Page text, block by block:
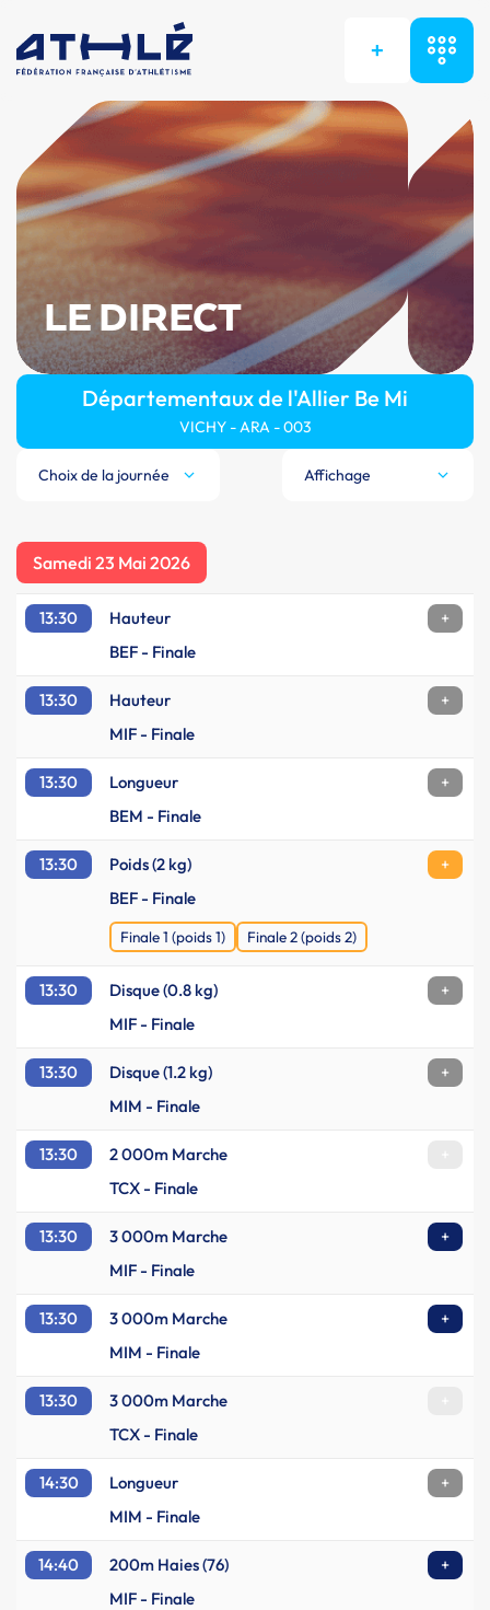
+
LE DIRECT
Départementaux de l'Allier Be Mi
VICHY - ARA - 003
Choix de la journée Affichage
Samedi 23 Mai 2026
13:30 Hauteur
+
BEF - Finale
13:30 Hauteur
+
MIF - Finale
13:30 Longueur
+
BEM - Finale
13:30 Poids (2 kg)
+
BEF - Finale
Finale 1 (poids 1) Finale 2 (poids 2)
13:30 Disque (0.8 kg)
+
MIF - Finale
13:30 Disque (1.2 kg)
+
MIM - Finale
13:30 2 000m Marche
TCX - Finale
13:30 3 000m Marche
+
MIF - Finale
13:30 3 000m Marche
+
MIM - Finale
13:30 3 000m Marche
TCX - Finale
14:30 Longueur
+
MIM - Finale
14:40 200m Haies (76)
+
MIF - Finale